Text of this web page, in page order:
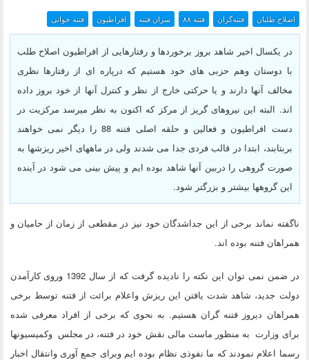
اصلاح طلبان فتنه‌گران فتنه ۸۸ سران فتنه افراطیون فتنه خوانی
در یکسال اخیر شاهد بروز برخوردها و رفتارهایی از افراطیون اصلاح طلب
با دوستان وهم حزبی های خود هستیم که درپاره ای از رفتارها نظری
مخالف آنها دارند و یا حرکتی خارج از نظر و کنترل آنها از خود بروز داده
اند. البته این نیروهای گریز از مرکز که اکنون به نظر میرسد مرکزیت در
دست افراطیون و فعالین و حلقه اصلی فتنه 88 را دیگر نمی خواهند
بربتابند، ابتدا در قالب فردی جدا می شدند ولی در ماههای اخیر ریزشها به
صورت گروهی را دربین آنها شاهد بوده ایم و پیش بینی می شود در آینده
این گروهها بیشتر و بزرگتر شود.
ناگفته نماند برخی از این جداشدگان خود نیز در مقطعی از زمان از حامیان و
همراهان فتنه بوده اند.
در ضمن نمی توان این نکته را نادیده گرفت که از سال 1392 وروی کارآمدن
دولت جدید، شاهد شدت یافتن این ریزش واعلام برائت از فتنه توسط برخی
همراهان دیروز فتنه گران هستیم. به نحوی که برخی از افراد معرفی شده
برای وزارت به منظور ماست مالی نقش خود در فتنه، در مجلس وکمیسیونها
رسما اعلام نمودند که ما نفوذی نظام بوده ایم وبرای جمع آوری وانتقال اخبار